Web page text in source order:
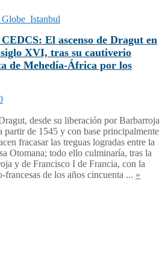
El ascenso de Dragut en
XVI, tras su cautiverio
de Mehedía-África por los
desde su liberación por Barbarroja
partir de 1545 y con base principalmente
fracasar las treguas logradas entre la
Otomana; todo ello culminaría, tras la
y de Francisco I de Francia, con la
francesas de los años cincuenta ... »